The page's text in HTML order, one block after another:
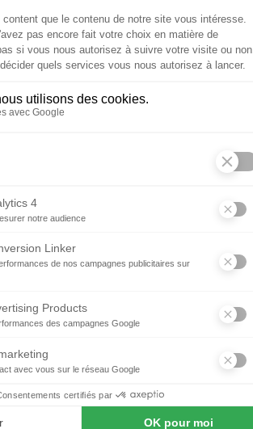
FOSCARINI
Lampe à poser
Buds 1
FOSCARINI
Lampe
Lampe à poser Buds 2
À propos de FOSCARINI